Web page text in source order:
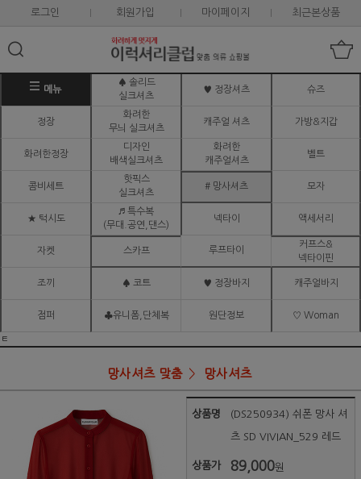
로그인 회원가입 마이페이지 최근본상품
메뉴
♠ 솔리드
실크셔츠
♥ 정장셔츠 슈즈
정장
화려한
무늬 실크셔츠
캐주얼 셔츠 가방&지갑
화려한정장
디자인
배색실크셔츠
화려한
캐주얼셔츠
벨트
콤비세트
핫픽스
실크셔츠
# 망사셔츠 모자
★ 턱시도
♬ 특수복
(무대.공연,댄스)
넥타이 액세서리
자켓 스카프 루프타이
커프스&
넥타이핀
조끼 ♠ 코트 ♥ 정장바지 캐주얼바지
점퍼 ♣유니폼,단체복 원단정보 ♡ Woman
ㅌ
망사셔츠 맞춤 망사셔츠
상품명 (DS250934) 쉬폰 망사 셔
츠 SD VIVIAN_529 레드
상품가 89,000원